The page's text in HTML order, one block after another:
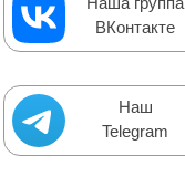
ВКонтакте
Наш
Telegram